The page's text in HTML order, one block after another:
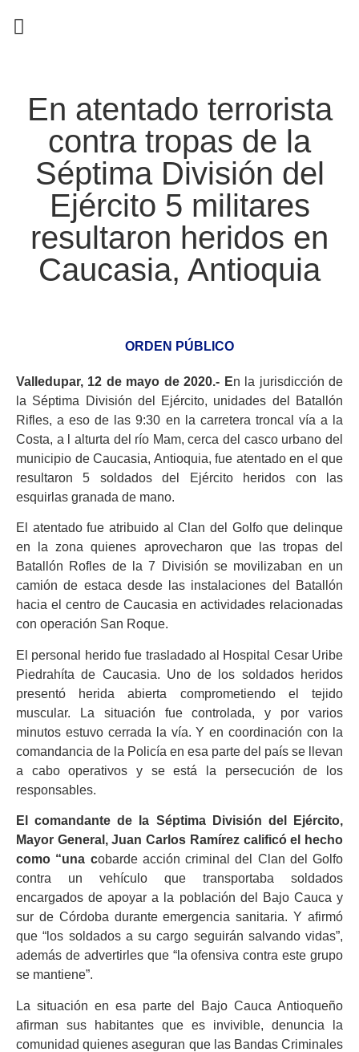
En atentado terrorista
contra tropas de la
Séptima División del
Ejército 5 militares
resultaron heridos en
Caucasia, Antioquia
ORDEN PÚBLICO
Valledupar, 12 de mayo de 2020.- En la jurisdicción de
la Séptima División del Ejército, unidades del Batallón
Rifles, a eso de las 9:30 en la carretera troncal vía a la
Costa, a l alturta del río Mam, cerca del casco urbano del
municipio de Caucasia, Antioquia, fue atentado en el que
resultaron 5 soldados del Ejército heridos con las
esquirlas granada de mano.
El atentado fue atribuido al Clan del Golfo que delinque
en la zona quienes aprovecharon que las tropas del
Batallón Rofles de la 7 División se movilizaban en un
camión de estaca desde las instalaciones del Batallón
hacia el centro de Caucasia en actividades relacionadas
con operación San Roque.
El personal herido fue trasladado al Hospital Cesar Uribe
Piedrahíta de Caucasia. Uno de los soldados heridos
presentó herida abierta comprometiendo el tejido
muscular. La situación fue controlada, y por varios
minutos estuvo cerrada la vía. Y en coordinación con la
comandancia de la Policía en esa parte del país se llevan
a cabo operativos y se está la persecución de los
responsables.
El comandante de la Séptima División del Ejército,
Mayor General, Juan Carlos Ramírez calificó el hecho
como “una cobarde acción criminal del Clan del Golfo
contra un vehículo que transportaba soldados
encargados de apoyar a la población del Bajo Cauca y
sur de Córdoba durante emergencia sanitaria. Y afirmó
que “los soldados a su cargo seguirán salvando vidas”,
además de advertirles que “la ofensiva contra este grupo
se mantiene”.
La situación en esa parte del Bajo Cauca Antioqueño
afirman sus habitantes que es invivible, denuncia la
comunidad quienes aseguran que las Bandas Criminales